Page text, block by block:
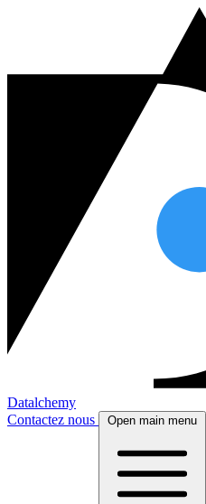
Datalchemy
Contactez nous
Open main menu